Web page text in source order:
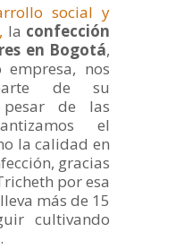
social y
la confección
en Bogotá,
nos
de su
de las
el
la calidad en
gracias
por esa
más de 15
cultivando